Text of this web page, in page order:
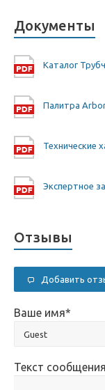
Документы
Каталог
Палитра
Технические
Экспертное
Отзывы
Добавить
Ваше имя*
Текст сообщения